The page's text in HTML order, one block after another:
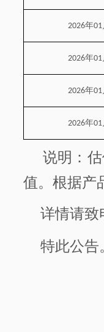
2026年01
2026年01
2026年01
2026年01
说明：
值。根据产
详情请致
特此公告